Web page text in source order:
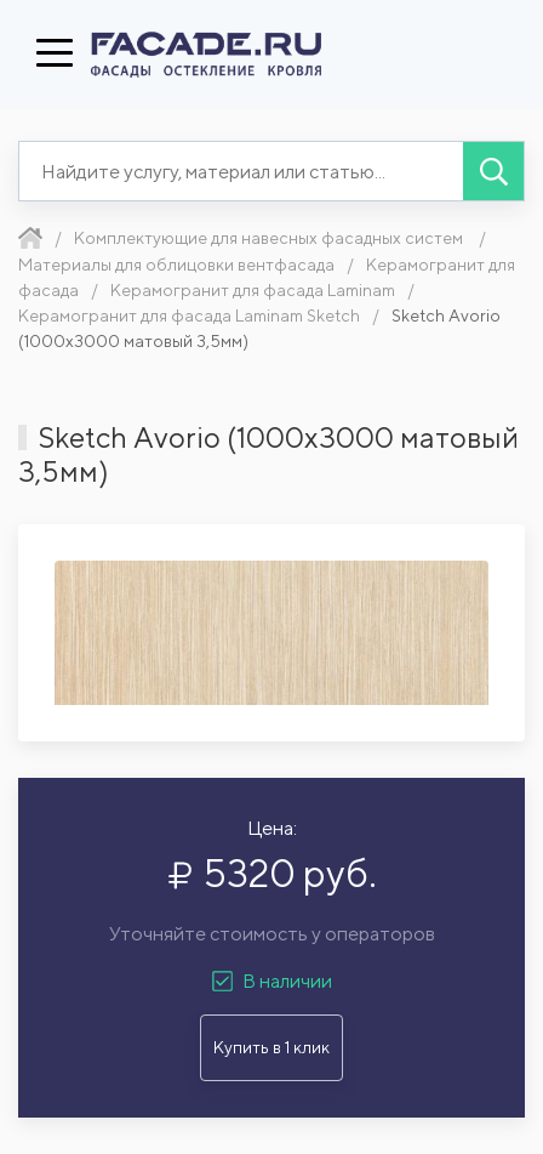
Комплектующие для навесных фасадных систем
Материалы для облицовки вентфасада
Керамогранит для
фасада
Керамогранит для фасада Laminam
Керамогранит для фасада Laminam Sketch
Sketch Avorio
(1000x3000 матовый 3,5мм)
Sketch Avorio (1000x3000 матовый
3,5мм)
Цена:
5320 руб.
Уточняйте стоимость у операторов
В наличии
Купить в 1 клик